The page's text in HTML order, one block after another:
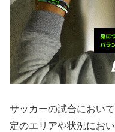
サッカーの試合におい
定のエリアや状況にお